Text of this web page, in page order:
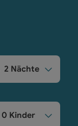
2 Nächte
0 Kinder